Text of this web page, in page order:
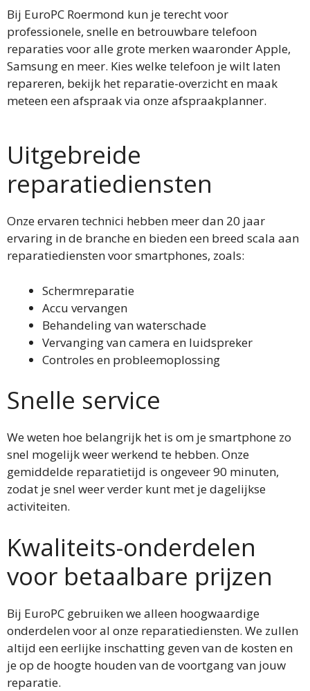
Bij EuroPC Roermond kun je terecht voor
professionele, snelle en betrouwbare telefoon
reparaties voor alle grote merken waaronder Apple,
Samsung en meer. Kies welke telefoon je wilt laten
repareren, bekijk het reparatie-overzicht en maak
meteen een afspraak via onze afspraakplanner.
Uitgebreide
reparatiediensten
Onze ervaren technici hebben meer dan 20 jaar
ervaring in de branche en bieden een breed scala aan
reparatiediensten voor smartphones, zoals:
Schermreparatie
Accu vervangen
Behandeling van waterschade
Vervanging van camera en luidspreker
Controles en probleemoplossing
Snelle service
We weten hoe belangrijk het is om je smartphone zo
snel mogelijk weer werkend te hebben. Onze
gemiddelde reparatietijd is ongeveer 90 minuten,
zodat je snel weer verder kunt met je dagelijkse
activiteiten.
Kwaliteits-onderdelen
voor betaalbare prijzen
Bij EuroPC gebruiken we alleen hoogwaardige
onderdelen voor al onze reparatiediensten. We zullen
altijd een eerlijke inschatting geven van de kosten en
je op de hoogte houden van de voortgang van jouw
reparatie.